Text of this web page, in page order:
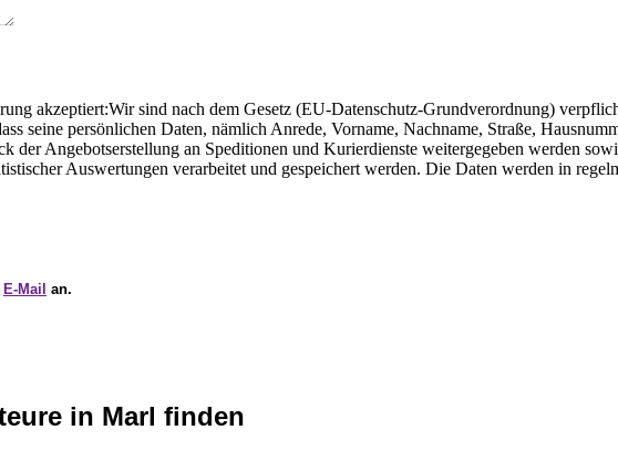
akzeptiert:Wir sind nach dem Gesetz (EU-Datenschutz-Grundverordnung)
seine persönlichen Daten, nämlich Anrede, Vorname, Nachname, Straße,
der Angebotserstellung an Speditionen und Kurierdienste weitergegeben werden
Auswertungen verarbeitet und gespeichert werden. Die Daten werden in
E-Mail an.
in Marl finden